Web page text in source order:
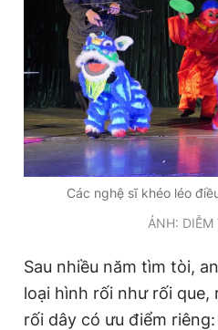
Các nghệ sĩ khéo léo
ẢNH: DIỄM
Sau nhiều năm tìm tòi,
loại hình rối như rối
rối dây có ưu điểm